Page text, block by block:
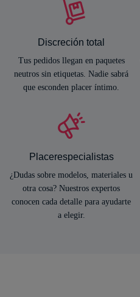
Discreción total
Tus pedidos llegan en paquetes
neutros sin etiquetas. Nadie sabrá
que esconden placer íntimo.
Placerespecialistas
¿Dudas sobre modelos, materiales u
otra cosa? Nuestros expertos
conocen cada detalle para ayudarte
a elegir.